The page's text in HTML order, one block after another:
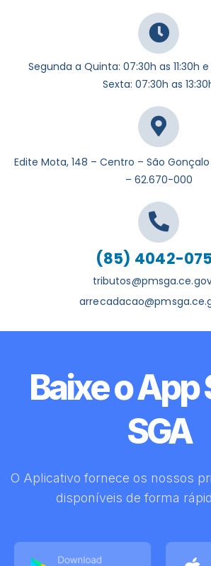
Segunda a Quinta: 07:30h as 11:30h e
Sexta: 07:30h as
Edite Mota, 148 – Centro – São
– 62.670-000
(85) 4042-
Baixe o App
SGA
O Aplicativo fornece os nossos
disponíveis de forma